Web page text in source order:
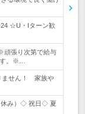
24 ☆U・Iターン歓
頑張り次第で給与
。※…
ません！ 家族や
休み）◇ 祝日◇ 夏